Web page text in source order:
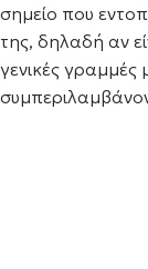
σημείο που
της, δηλαδή αν
γενικές